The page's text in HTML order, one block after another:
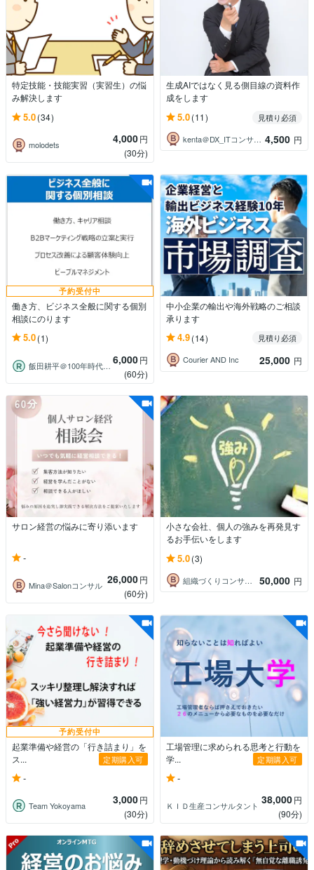
特定技能・技能実習（実習生）の悩
み解決します
5.0(34)
molodets 4,000円
(30分)
生成AIではなく見る側目線の資料作
成をします
5.0(11)
見積り必須
kenta＠DX_ITコンサル_面接
4,500 円
予約受付中
働き方、ビジネス全般に関する個別
相談にのります
5.0(1)
飯田耕平＠100年時代の働き方サポート 6,000円
(60分)
中小企業の輸出や海外戦略のご相談
承ります
4.9(14)
見積り必須
Courier AND Inc
25,000 円
サロン経営の悩みに寄り添います
-
Mina＠Salonコンサル 26,000円
(60分)
小さな会社、個人の強みを再発見す
るお手伝いをします
5.0(3)
組織づくりコンサルタント｜山口晋 50,000 円
予約受付中
起業準備や経営の「行き詰まり」を
ス...
定期購入可
-
Team Yokoyama 3,000円
(30分)
工場管理に求められる思考と行動を
学...
定期購入可
-
ＫＩＤ生産コンサルタント 38,000円
(90分)